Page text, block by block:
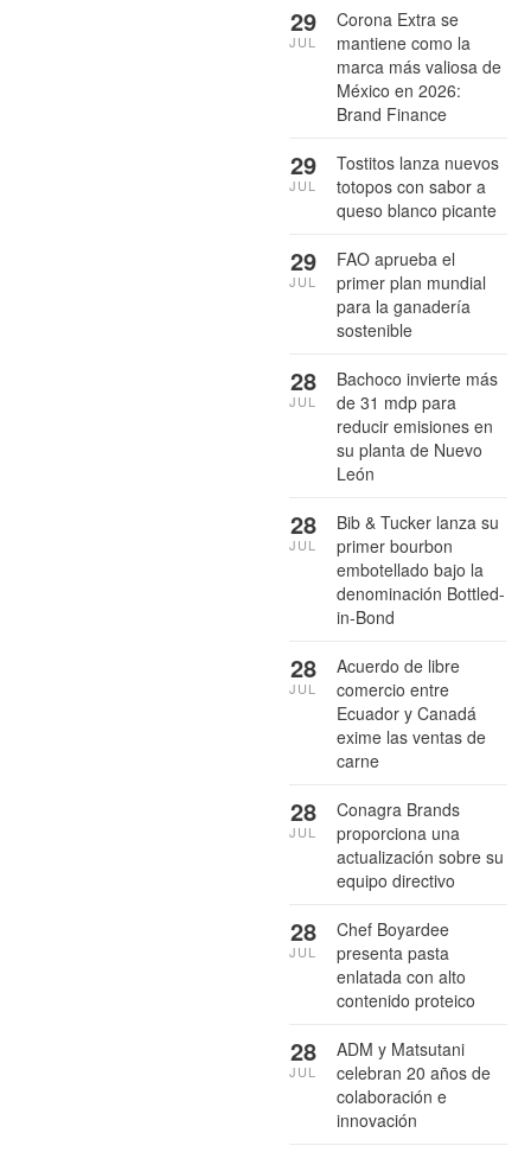
Corona Extra se
mantiene como la
marca más valiosa de
México en 2026:
Brand Finance
29
JUL
Tostitos lanza nuevos
totopos con sabor a
queso blanco picante
29
JUL
FAO aprueba el
primer plan mundial
para la ganadería
sostenible
29
JUL
Bachoco invierte más
de 31 mdp para
reducir emisiones en
su planta de Nuevo
León
28
JUL
Bib & Tucker lanza su
primer bourbon
embotellado bajo la
denominación Bottled-
in-Bond
28
JUL
Acuerdo de libre
comercio entre
Ecuador y Canadá
exime las ventas de
carne
28
JUL
Conagra Brands
proporciona una
actualización sobre su
equipo directivo
28
JUL
Chef Boyardee
presenta pasta
enlatada con alto
contenido proteico
28
JUL
ADM y Matsutani
celebran 20 años de
colaboración e
innovación
28
JUL